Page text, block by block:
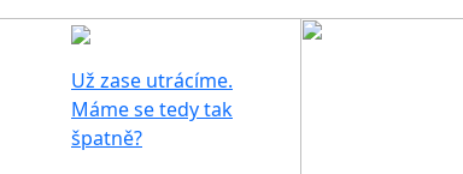
Už zase utrácíme.
Máme se tedy tak
špatně?